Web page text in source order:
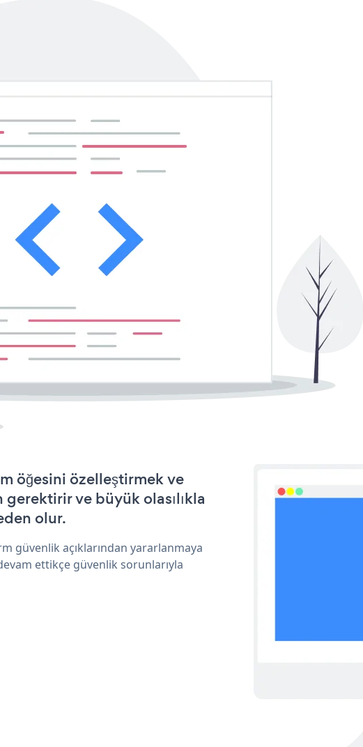
öğesini özelleştirmek ve
ve büyük olasılıkla
olur.
güvenlik açıklarından yararlanmaya
ettikçe güvenlik sorunlarıyla